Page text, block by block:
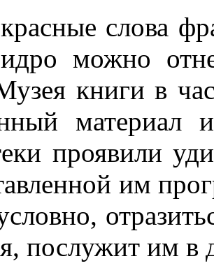
слова
можно
книги в
материал
проявили
им
послужит им в